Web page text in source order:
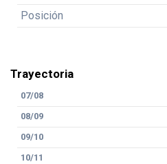
Posición
Trayectoria
07/08
08/09
09/10
10/11